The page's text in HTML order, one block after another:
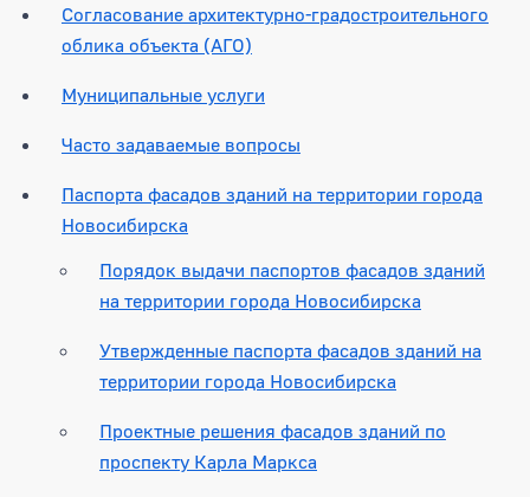
Согласование архитектурно-градостроительного
облика объекта (АГО)
Муниципальные услуги
Часто задаваемые вопросы
Паспорта фасадов зданий на территории города
Новосибирска
Порядок выдачи паспортов фасадов зданий
на территории города Новосибирска
Утвержденные паспорта фасадов зданий на
территории города Новосибирска
Проектные решения фасадов зданий по
проспекту Карла Маркса